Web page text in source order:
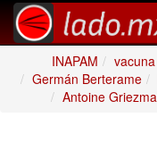
INAPAM
Germán Berterame
Antoine